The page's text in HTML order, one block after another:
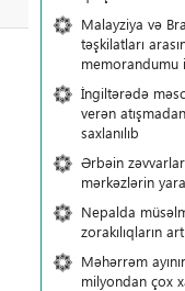
Malayziya və
təşkilatları
memorandumu
İngiltərədə
verən
saxlanılıb
Ərbəin
mərkəzlərin
Nepalda
zorakılıqların
Məhərrəm
milyondan çox